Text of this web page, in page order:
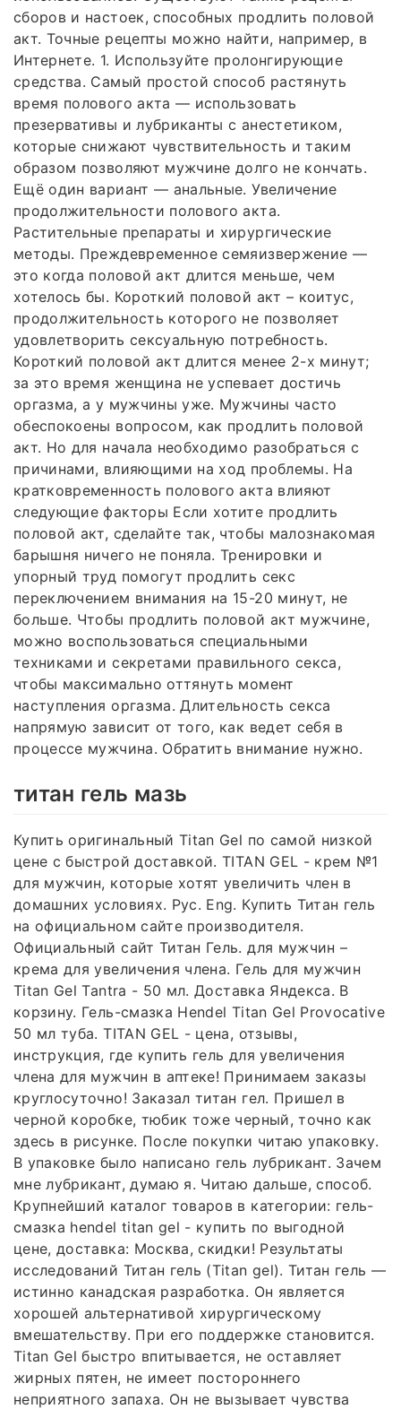
сборов и настоек, способных продлить половой
акт. Точные рецепты можно найти, например, в
Интернете. 1. Используйте пролонгирующие
средства. Самый простой способ растянуть
время полового акта — использовать
презервативы и лубриканты с анестетиком,
которые снижают чувствительность и таким
образом позволяют мужчине долго не кончать.
Ещё один вариант — анальные. Увеличение
продолжительности полового акта.
Растительные препараты и хирургические
методы. Преждевременное семяизвержение —
это когда половой акт длится меньше, чем
хотелось бы. Короткий половой акт – коитус,
продолжительность которого не позволяет
удовлетворить сексуальную потребность.
Короткий половой акт длится менее 2-х минут;
за это время женщина не успевает достичь
оргазма, а у мужчины уже. Мужчины часто
обеспокоены вопросом, как продлить половой
акт. Но для начала необходимо разобраться с
причинами, влияющими на ход проблемы. На
кратковременность полового акта влияют
следующие факторы Если хотите продлить
половой акт, сделайте так, чтобы малознакомая
барышня ничего не поняла. Тренировки и
упорный труд помогут продлить секс
переключением внимания на 15-20 минут, не
больше. Чтобы продлить половой акт мужчине,
можно воспользоваться специальными
техниками и секретами правильного секса,
чтобы максимально оттянуть момент
наступления оргазма. Длительность секса
напрямую зависит от того, как ведет себя в
процессе мужчина. Обратить внимание нужно.
титан гель мазь
Купить оригинальный Titan Gel по самой низкой
цене с быстрой доставкой. TITAN GEL - крем №1
для мужчин, которые хотят увеличить член в
домашних условиях. Рус. Eng. Купить Титан гель
на официальном сайте производителя.
Официальный сайт Титан Гель. для мужчин –
крема для увеличения члена. Гель для мужчин
Titan Gel Tantra - 50 мл. Доставка Яндекса. В
корзину. Гель-смазка Hendel Titan Gel Provocative
50 мл туба. TITAN GEL - цена, отзывы,
инструкция, где купить гель для увеличения
члена для мужчин в аптеке! Принимаем заказы
круглосуточно! Заказал титан гел. Пришел в
черной коробке, тюбик тоже черный, точно как
здесь в рисунке. После покупки читаю упаковку.
В упаковке было написано гель лубрикант. Зачем
мне лубрикант, думаю я. Читаю дальше, способ.
Крупнейший каталог товаров в категории: гель-
смазка hendel titan gel - купить по выгодной
цене, доставка: Москва, скидки! Результаты
исследований Титан гель (Titan gel). Титан гель —
истинно канадская разработка. Он является
хорошей альтернативой хирургическому
вмешательству. При его поддержке становится.
Titan Gel быстро впитывается, не оставляет
жирных пятен, не имеет постороннего
неприятного запаха. Он не вызывает чувства